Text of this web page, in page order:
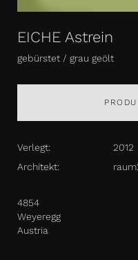
EICHE Astrein
gebürstet / grau geölt
Verlegt:
2012
Architekt:
4854
Weyeregg
Austria